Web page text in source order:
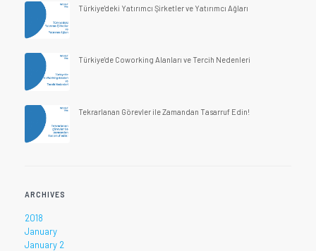
Türkiye'deki Yatırımcı Şirketler ve Yatırımcı Ağları
Türkiye'de Coworking Alanları ve Tercih Nedenleri
Tekrarlanan Görevler ile Zamandan Tasarruf Edin!
ARCHIVES
2018
January
January 2